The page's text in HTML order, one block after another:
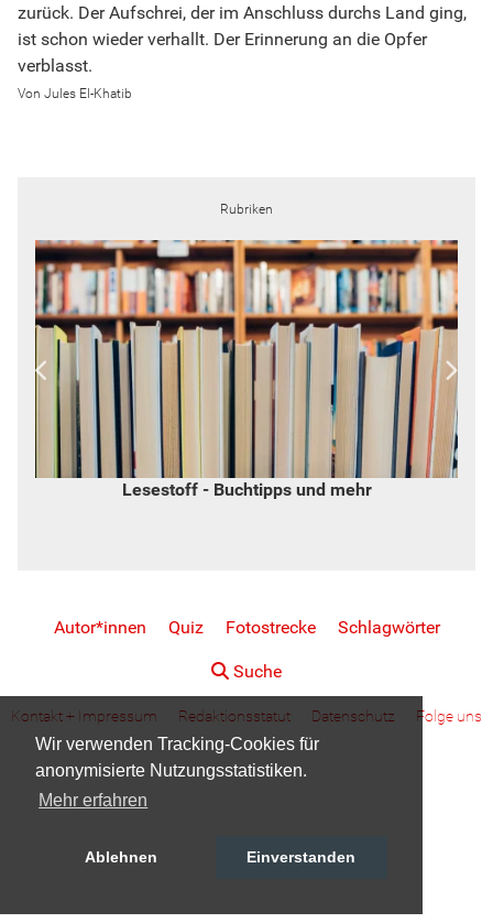
Wir verwenden Tracking-Cookies für
anonymisierte Nutzungsstatistiken.
Mehr erfahren
Ablehnen Einverstanden
zurück. Der Aufschrei, der im Anschluss durchs Land ging,
ist schon wieder verhallt. Der Erinnerung an die Opfer
verblasst.
Jules El-Khatib
Rubriken
Lesestoff - Buchtipps und mehr
Autor*innen Quiz Fotostrecke Schlagwörter
Suche
Kontakt + Impressum Redaktionsstatut Datenschutz Folge uns